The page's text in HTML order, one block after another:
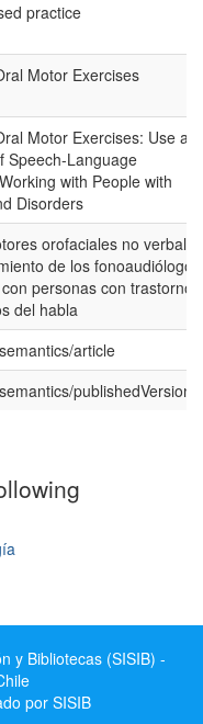
practice
Motor Exercises
Motor Exercises: Use
Speech-Language
with People with
Disorders
orofaciales no
de los fonoaudiólogos
personas con trastornos
del habla
article
publishedVersion
y Bibliotecas (SISIB) -
por SISIB